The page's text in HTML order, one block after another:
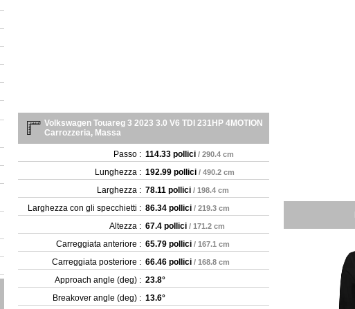
Volkswagen Touareg 3 2023 3.0 V6 TDI 231HP 4MOTION
Carrozzeria, Massa
Passo : 114.33 pollici / 290.4 cm
Lunghezza : 192.99 pollici / 490.2 cm
Larghezza : 78.11 pollici / 198.4 cm
Larghezza con gli specchietti : 86.34 pollici / 219.3 cm
Altezza : 67.4 pollici / 171.2 cm
Carreggiata anteriore : 65.79 pollici / 167.1 cm
Carreggiata posteriore : 66.46 pollici / 168.8 cm
Approach angle (deg) : 23.8°
Breakover angle (deg) : 13.6°